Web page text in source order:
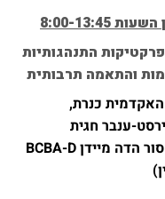
התנהגותיות
והתאמה תרבותית
כנרת,
ענבר חגית
(המכללה האקדמית דוד ילין), פרופסור הדה מיידן BCBA-D